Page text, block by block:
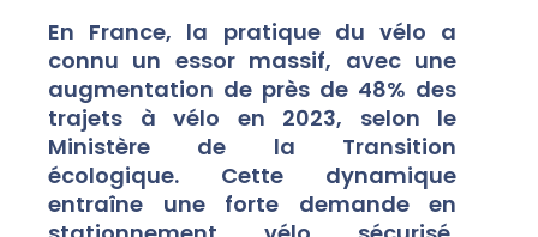
En France, la pratique du vélo a
connu un essor massif, avec une
augmentation de près de 48% des
trajets à vélo en 2023, selon le
Ministère de la Transition
écologique. Cette dynamique
entraîne une forte demande en